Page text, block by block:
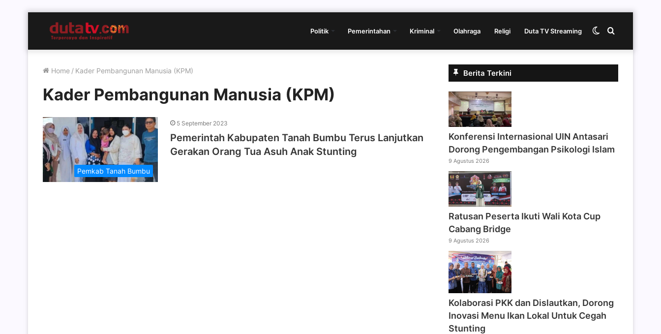
Politik Pemerintahan Kriminal Olahraga Religi Duta TV Streaming Cari
Switch
Home / Kader Pembangunan Manusia (KPM)
Kader Pembangunan Manusia (KPM)
Pemkab Tanah Bumbu
5 September 2023
Pemerintah Kabupaten Tanah Bumbu Terus Lanjutkan
Gerakan Orang Tua Asuh Anak Stunting
Berita Terkini
Konferensi Internasional UIN Antasari
Dorong Pengembangan Psikologi Islam
9 Agustus 2026
Ratusan Peserta Ikuti Wali Kota Cup
Cabang Bridge
9 Agustus 2026
Kolaborasi PKK dan Dislautkan, Dorong
Inovasi Menu Ikan Lokal Untuk Cegah
Stunting